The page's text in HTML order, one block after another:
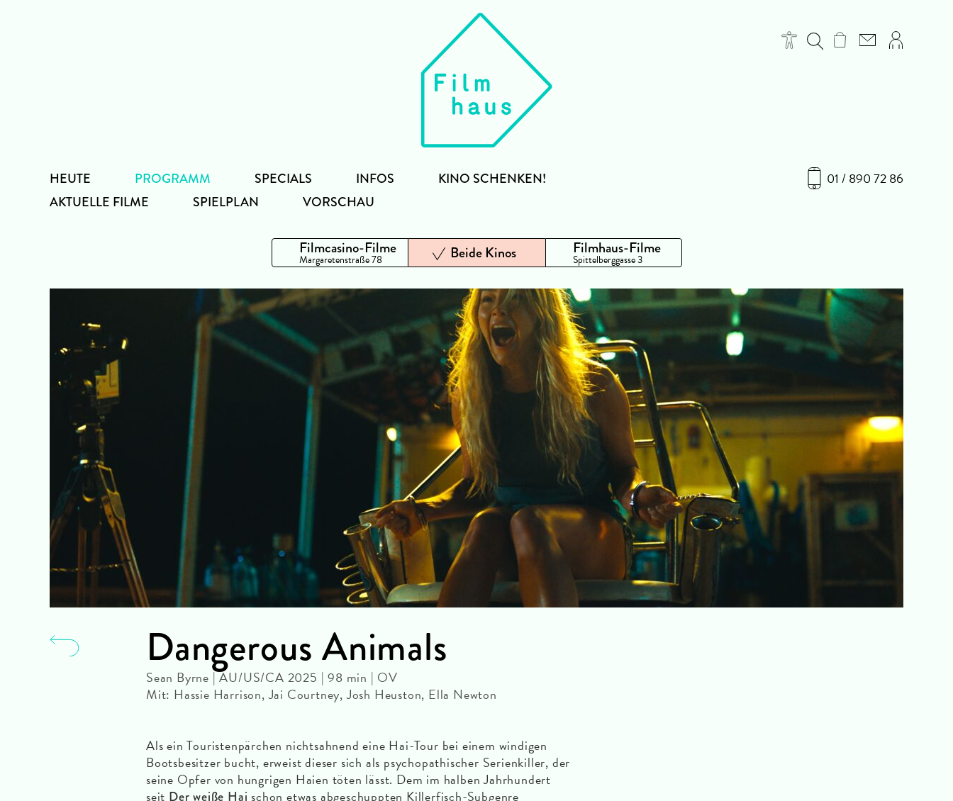
01 / 890 72 86
HEUTE
PROGRAMM
AKTUELLE FILME
SPIELPLAN VORSCHAU
SPECIALS INFOS KINO SCHENKEN!
Filmcasino-Filme
Margaretenstraße 78 Beide Kinos Filmhaus-Filme
Spittelberggasse 3
Dangerous Animals
Sean Byrne | AU/US/CA 2025 | 98 min | OV
Mit: Hassie Harrison, Jai Courtney, Josh Heuston, Ella Newton
Als ein Touristenpärchen nichtsahnend eine Hai-Tour bei einem windigen
Bootsbesitzer bucht, erweist dieser sich als psychopathischer Serienkiller, der
seine Opfer von hungrigen Haien töten lässt. Dem im halben Jahrhundert
seit Der weiße Hai schon etwas abgeschuppten Killerfisch-Subgenre